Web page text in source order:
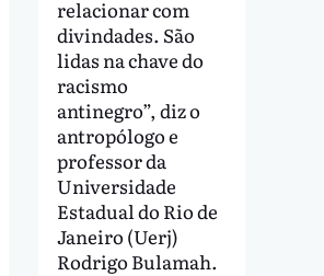
relacionar com
divindades. São
lidas na chave do
racismo
antinegro”, diz o
antropólogo e
professor da
Universidade
Estadual do Rio de
Janeiro (Uerj)
Rodrigo Bulamah.